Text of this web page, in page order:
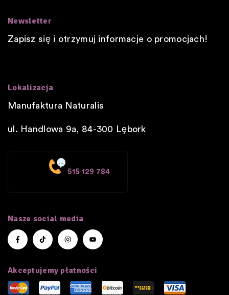
Newsletter
Zapisz się i otrzymuj informacje o promocjach!
Lokalizacja
Manufaktura Naturalis
ul. Handlowa 9a, 84-300 Lębork
515 129 784
Nasze social media
Akceptujemy płatności